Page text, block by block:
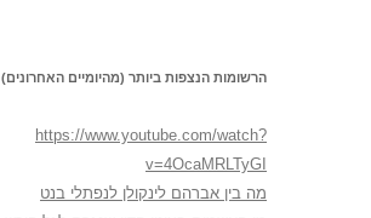
הרשומות הנצפות ביותר (מהיומיים האחרונים)
https://www.youtube.com/watch?
v=4OcaMRLTyGI
מה בין אברהם לינקולן לנפתלי בנט